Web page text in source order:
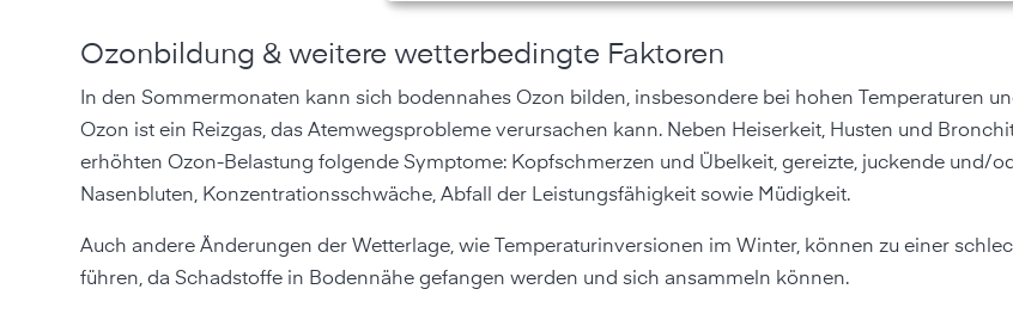
Ozonbildung & weitere wetterbedingte Faktoren
In den Sommermonaten kann sich bodennahes Ozon bilden, insbesondere bei hohen Temperaturen
Ozon ist ein Reizgas, das Atemwegsprobleme verursachen kann. Neben Heiserkeit, Husten und
erhöhten Ozon-Belastung folgende Symptome: Kopfschmerzen und Übelkeit, gereizte, juckende und/
Nasenbluten, Konzentrationsschwäche, Abfall der Leistungsfähigkeit sowie Müdigkeit.
Auch andere Änderungen der Wetterlage, wie Temperaturinversionen im Winter, können zu einer
führen, da Schadstoffe in Bodennähe gefangen werden und sich ansammeln können.